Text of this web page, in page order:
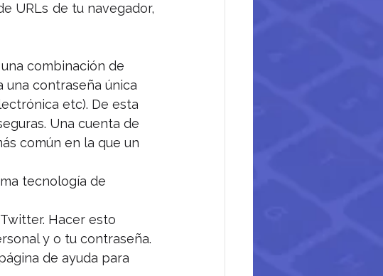
URLs de tu navegador,
combinación de
una contraseña única
etc). De esta
Una cuenta de
común en la que un
tecnología de
Hacer esto
y o tu contraseña.
de ayuda para